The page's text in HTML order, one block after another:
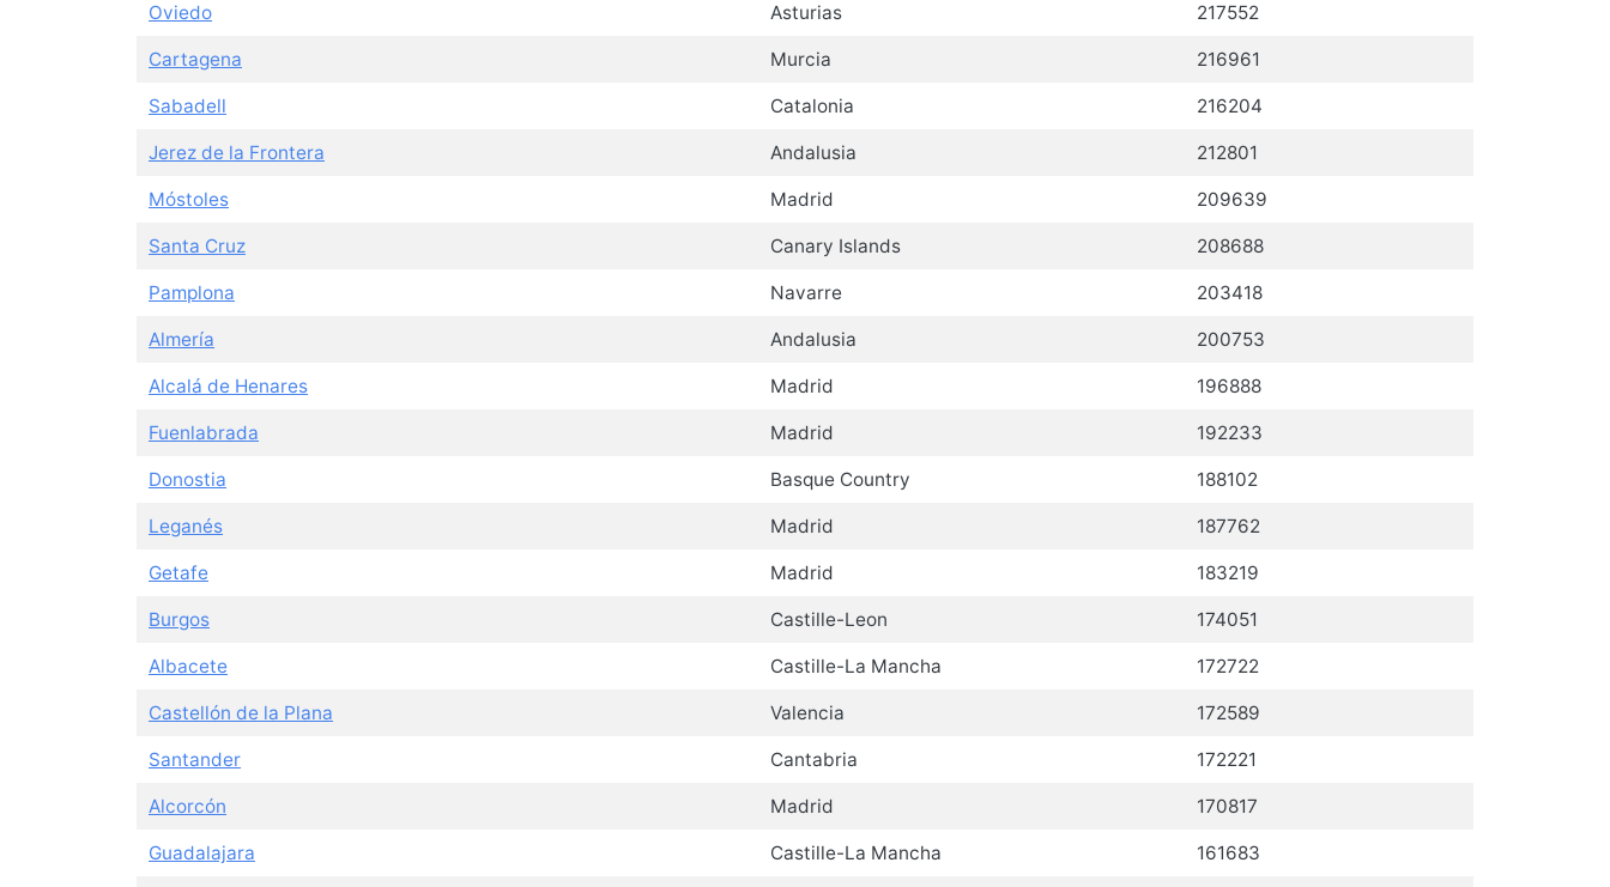
Oviedo Asturias 217552
Cartagena Murcia 216961
Sabadell Catalonia 216204
Jerez de la Frontera Andalusia 212801
Móstoles Madrid 209639
Santa Cruz Canary Islands 208688
Pamplona Navarre 203418
Almería Andalusia 200753
Alcalá de Henares Madrid 196888
Fuenlabrada Madrid 192233
Donostia Basque Country 188102
Leganés Madrid 187762
Getafe Madrid 183219
Burgos Castille-Leon 174051
Albacete Castille-La Mancha 172722
Castellón de la Plana Valencia 172589
Santander Cantabria 172221
Alcorcón Madrid 170817
Guadalajara Castille-La Mancha 161683